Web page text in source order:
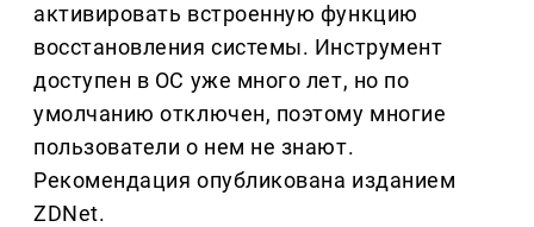
активировать встроенную функцию
восстановления системы. Инструмент
доступен в ОС уже много лет, но по
умолчанию отключен, поэтому многие
пользователи о нем не знают.
Рекомендация опубликована изданием
ZDNet.